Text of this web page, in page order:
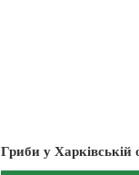
Гриби у Харківській